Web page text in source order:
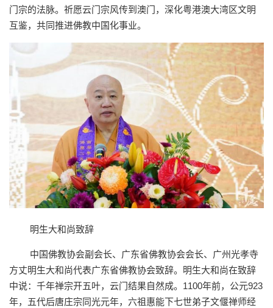
门宗的法脉。祈愿云门宗风传到澳门，深化粤港澳大湾区文明
互鉴，共同推进佛教中国化事业。
明生大和尚致辞
中国佛教协会副会长、广东省佛教协会会长、广州光孝寺
方丈明生大和尚代表广东省佛教协会致辞。明生大和尚在致辞
中说：千年禅宗开五叶，云门结果自然成。1100年前，公元923
年，五代后唐庄宗同光元年，六祖惠能下七世弟子文偃禅师经